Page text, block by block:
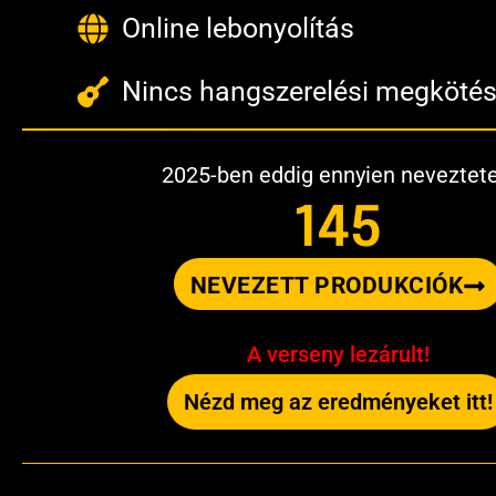
Online lebonyolítás
Nincs hangszerelési megkötés
2025-ben eddig ennyien
145
NEVEZETT PRODUKCIÓK
A verseny lezárult!
Nézd meg az eredményeket itt!